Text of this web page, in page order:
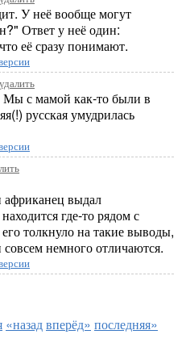
У неё вообще могут
Ответ у неё один:
её сразу понимают.
удалить
Мы с мамой как-то были в
русская умудрилась
африканец выдал
где-то рядом с
толкнуло на такие выводы,
немного отличаются.
«назадвперёд» последняя»